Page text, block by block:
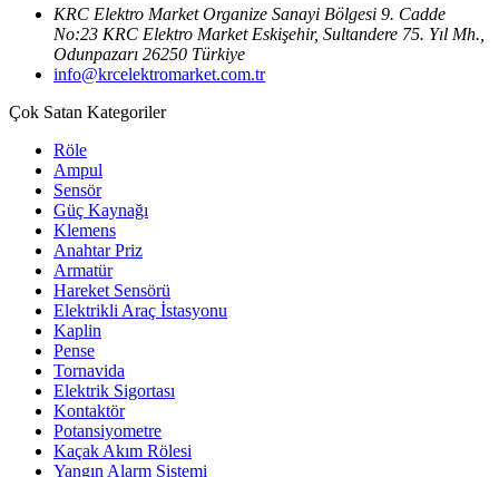
KRC Elektro Market Organize Sanayi Bölgesi 9. Cadde
No:23 KRC Elektro Market Eskişehir, Sultandere 75. Yıl Mh.,
Odunpazarı 26250 Türkiye
info@krcelektromarket.com.tr
Çok Satan Kategoriler
Röle
Ampul
Sensör
Güç Kaynağı
Klemens
Anahtar Priz
Armatür
Hareket Sensörü
Elektrikli Araç İstasyonu
Kaplin
Pense
Tornavida
Elektrik Sigortası
Kontaktör
Potansiyometre
Kaçak Akım Rölesi
Yangın Alarm Sistemi